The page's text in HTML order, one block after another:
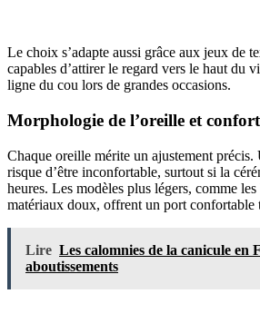
Le choix s’adapte aussi grâce aux jeux de
capables d’attirer le regard vers le haut du
ligne du cou lors de grandes occasions.
Morphologie de l’oreille et
Chaque oreille mérite un ajustement précis.
risque d’être inconfortable, surtout si la
heures. Les modèles plus légers, comme
matériaux doux, offrent un port confortable
Lire Les calomnies de la canicule en
aboutissements